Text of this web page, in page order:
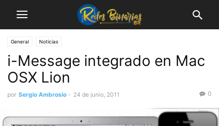
General Noticias
i-Message integrado en Mac
OSX Lion
por Sergio Ambrosio - 24 de junio, 2011 0